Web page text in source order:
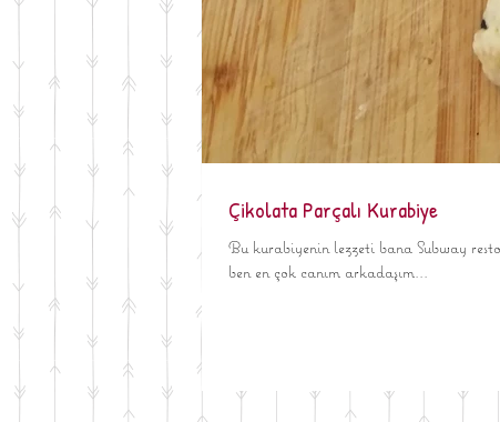
Çikolata Parçalı Kurabiye
Bu kurabiyenin lezzeti bana Subway
ben en çok canım arkadaşım...